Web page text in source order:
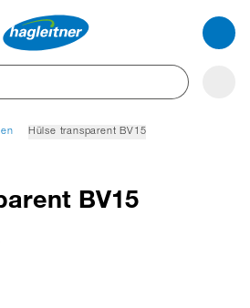
Hülse transparent BV15
BV15